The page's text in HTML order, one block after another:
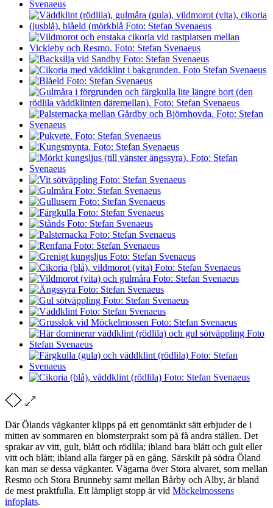
Där Ölands vägkanter klipps på ett genomtänkt sätt erbjuder de i
mitten av sommaren en blomsterprakt som på få andra ställen. Det
sprakar av vitt, gult, blått och rödlila; ibland bara blått och gult eller
vitt och blått; ibland alla färger på en gång. Särskilt på södra Öland
kan man se dessa vägkanter. Vägarna över Stora alvaret, som mellan
Resmo och Stora Brunneby samt mellan Bårby och Alby, är bland
de mest praktfulla. Ett lämpligt stopp är vid Möckelmossens
infoplats.